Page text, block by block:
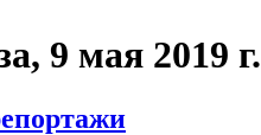
9 мая 2019 г.